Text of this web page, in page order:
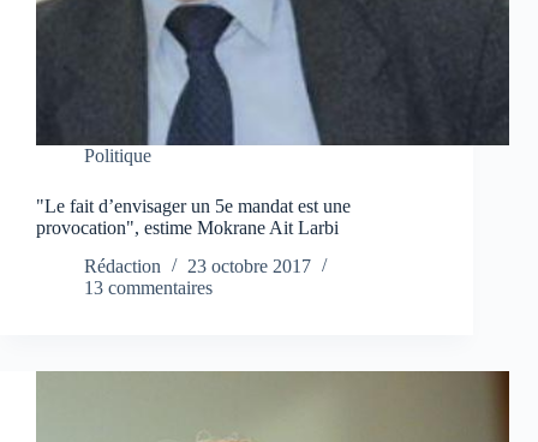
Politique
"Le fait d’envisager un 5e mandat est une
provocation", estime Mokrane Ait Larbi
Rédaction
23 octobre 2017
13 commentaires